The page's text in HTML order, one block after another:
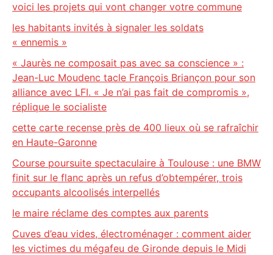
voici les projets qui vont changer votre commune
les habitants invités à signaler les soldats
« ennemis »
« Jaurès ne composait pas avec sa conscience » :
Jean-Luc Moudenc tacle François Briançon pour son
alliance avec LFI. « Je n’ai pas fait de compromis »,
réplique le socialiste
cette carte recense près de 400 lieux où se rafraîchir
en Haute-Garonne
Course poursuite spectaculaire à Toulouse : une BMW
finit sur le flanc après un refus d’obtempérer, trois
occupants alcoolisés interpellés
le maire réclame des comptes aux parents
Cuves d’eau vides, électroménager : comment aider
les victimes du mégafeu de Gironde depuis le Midi